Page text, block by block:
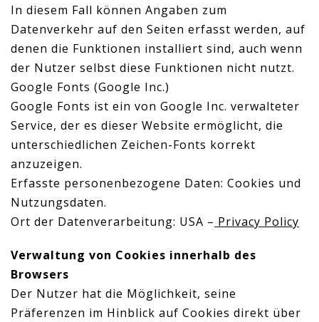
In diesem Fall können Angaben zum
Datenverkehr auf den Seiten erfasst werden, auf
denen die Funktionen installiert sind, auch wenn
der Nutzer selbst diese Funktionen nicht nutzt.
Google Fonts (Google Inc.)
Google Fonts ist ein von Google Inc. verwalteter
Service, der es dieser Website ermöglicht, die
unterschiedlichen Zeichen-Fonts korrekt
anzuzeigen.
Erfasste personenbezogene Daten: Cookies und
Nutzungsdaten.
Ort der Datenverarbeitung: USA – Privacy Policy
Verwaltung von Cookies innerhalb des
Browsers
Der Nutzer hat die Möglichkeit, seine
Präferenzen im Hinblick auf Cookies direkt über